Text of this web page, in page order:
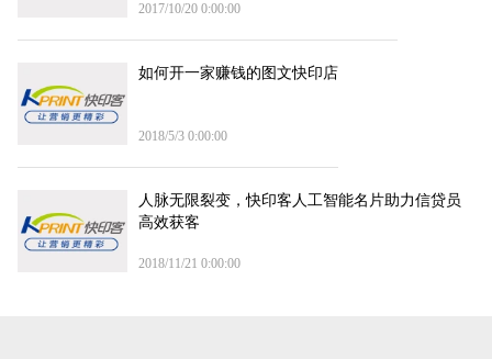
2017/10/20 0:00:00
如何开一家赚钱的图文快印店
2018/5/3 0:00:00
人脉无限裂变，快印客人工智能名片助力信贷员
高效获客
2018/11/21 0:00:00